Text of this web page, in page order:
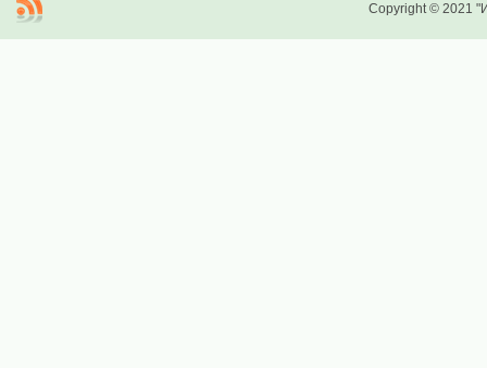
Copyright © 2021